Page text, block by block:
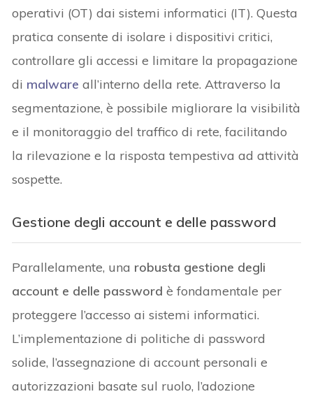
operativi (OT) dai sistemi informatici (IT). Questa
pratica consente di isolare i dispositivi critici,
controllare gli accessi e limitare la propagazione
di malware all’interno della rete. Attraverso la
segmentazione, è possibile migliorare la visibilità
e il monitoraggio del traffico di rete, facilitando
la rilevazione e la risposta tempestiva ad attività
sospette.
Gestione degli account e delle password
Parallelamente, una robusta gestione degli
account e delle password è fondamentale per
proteggere l’accesso ai sistemi informatici.
L’implementazione di politiche di password
solide, l’assegnazione di account personali e
autorizzazioni basate sul ruolo, l’adozione